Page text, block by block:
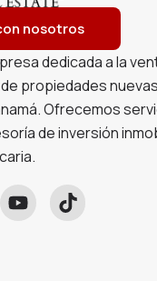
nosotros
dedicada a la
propiedades
Ofrecemos
de inversión